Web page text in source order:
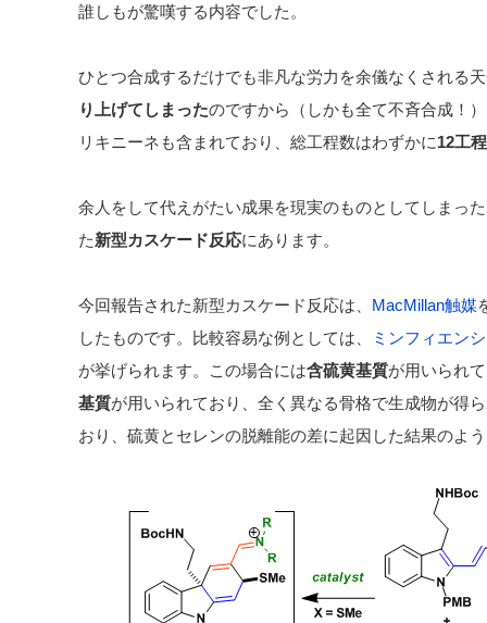
誰しもが驚嘆する内容でした。
ひとつ合成するだけでも非凡な労力を余儀なくされる
り上げてしまったのですから（しかも全て不斉合成！
リキニーネも含まれており、総工程数はわずかに12工程
余人をして代えがたい成果を現実のものとしてしまっ
た新型カスケード反応にあります。
今回報告された新型カスケード反応は、 MacMillan触媒
したものです。比較容易な例としては、
ミンフィエン
が挙げられます。この場合には含硫黄基質が用いられ
基質が用いられており、全く異なる骨格で生成物が得
おり、硫黄とセレンの脱離能の差に起因した結果のよ